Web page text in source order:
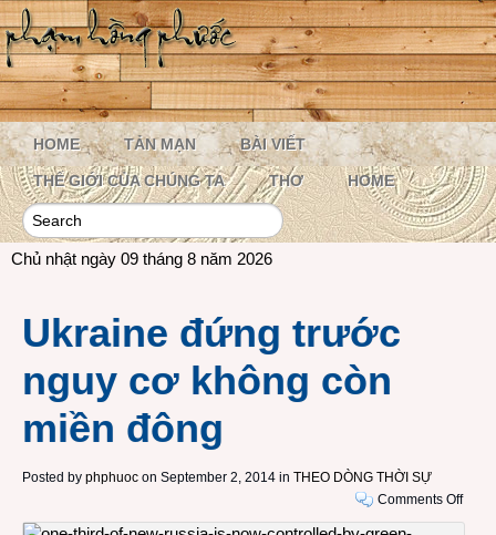
HOME TẢN MẠN BÀI VIẾT
THẾ GIỚI CỦA CHÚNG TA THƠ HOME
Chủ nhật ngày 09 tháng 8 năm 2026
Ukraine đứng trước
nguy cơ không còn
miền đông
Posted by phphuoc on September 2, 2014 in THEO DÒNG THỜI SỰ
Comments Offon